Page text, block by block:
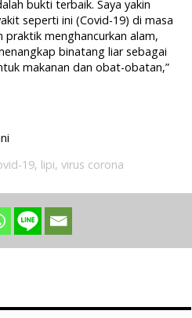
bukti terbaik. Saya yakin
seperti ini (Covid-19) di masa
menghancurkan alam,
binatang liar sebagai
makanan dan obat-obatan,”
19, lipi,virus corona